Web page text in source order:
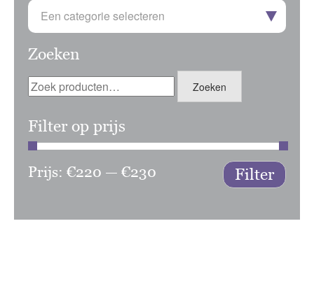
Een categorie selecteren
Zoeken
Zoeken
naar:
Zoeken
Filter op prijs
Min.
Max.
Filter
Prijs: €220 — €230